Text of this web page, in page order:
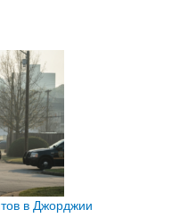
в Джорджии